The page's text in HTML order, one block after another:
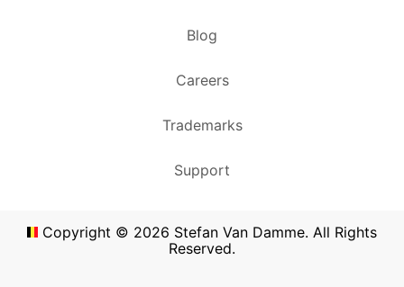
Blog
Careers
Trademarks
Support
Copyright © 2026 Stefan Van Damme. All Rights
Reserved.